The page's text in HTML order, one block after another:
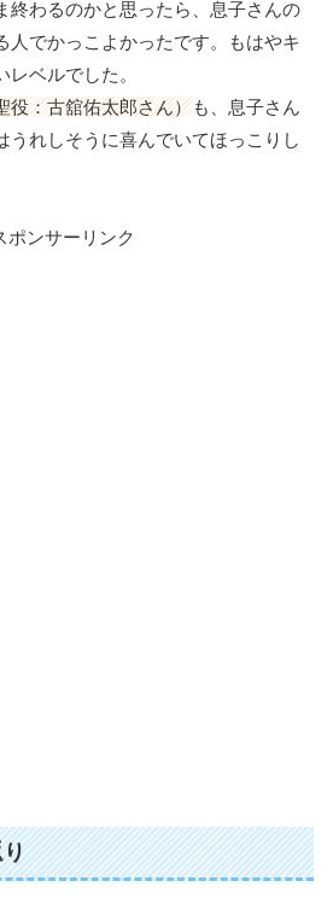
終わるのかと思ったら、息子さんの
人でかっこよかったです。もはやキ
ベルでした。
役：古舘佑太郎さん）も、息子さん
うれしそうに喜んでいてほっこりし
ポンサーリンク